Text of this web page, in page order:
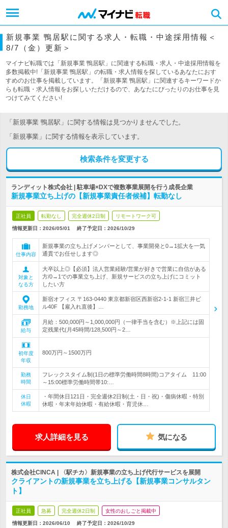
新規事業 鴨居駅に関する求人・転職・中途採用情報＜
8/7（金）更新＞
マイナビ転職では「新規事業 鴨居駅」に関連する転職・求人・中途採用情報を
多数掲載中!「新規事業 鴨居駅」の転職・求人情報を探しているあなたにおす
すめのお仕事を掲載しています。「新規事業 鴨居駅」に関連するキーワードか
らも転職・求人情報をお探しいただけるので、あなたにぴったりのお仕事を見
つけてみてください!
「新規事業 鴨居駅」に関する情報は見つかりませんでした。
「新規事業」に関する情報を表示しています。
検索条件を変更する
ランディット株式会社 | 駐車場×DXで複数事業展開を行う成長企業
新規事業立ち上げの【新規事業責任者候補】転勤なし
正社員 転勤なし 完全週休2日制 リモートワーク可
情報更新日：2026/05/01 終了予定日： 2026/10/29
仕事内容
新規事業の立ち上げメンバーとして、事業開発と0→1拡大を一気
通貫でお任せします◎
対象と
なる方
大卒以上◎【必須】法人営業経験/営業が好きで営業に自信がある
方/0→1での事業立ち上げ、新規サービスの立ち上げにコミット
したい方
勤務地
新宿オフィス 〒163-0440 東京都新宿区西新宿2-1-1 新宿三井ビ
ル40F 【雇入れ直後】…
給与
月給：500,000円～1,000,000円（一律手当を含む）※上記には固
定残業代(月45時間/128,500円～2…
初年度
年収
800万円～1500万円
勤務
時間
フレックスタイム制(1日の標準労働時間8時間)コアタイム 11:00
～15:00標準労働時間帯10:…
休日
休暇
・年間休日121日・完全週休2日制(土・日・祝)・傷病休暇・特別
休暇・年末年始休暇・有給休暇・育児休…
求人詳細を見る 気になる
株式会社CINCA | 〈駅チカ〉新規事業の立ち上げ代行サービスを展開
クライアントの新規事業を立ち上げる【新規事業コンサルタン
ト】
正社員 急募 完全週休2日制 女性のおしごと掲載中
情報更新日：2026/06/10 終了予定日： 2026/10/29